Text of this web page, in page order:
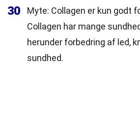
30
Myte: Collagen er kun godt
Collagen har mange
herunder forbedring af led,
sundhed.